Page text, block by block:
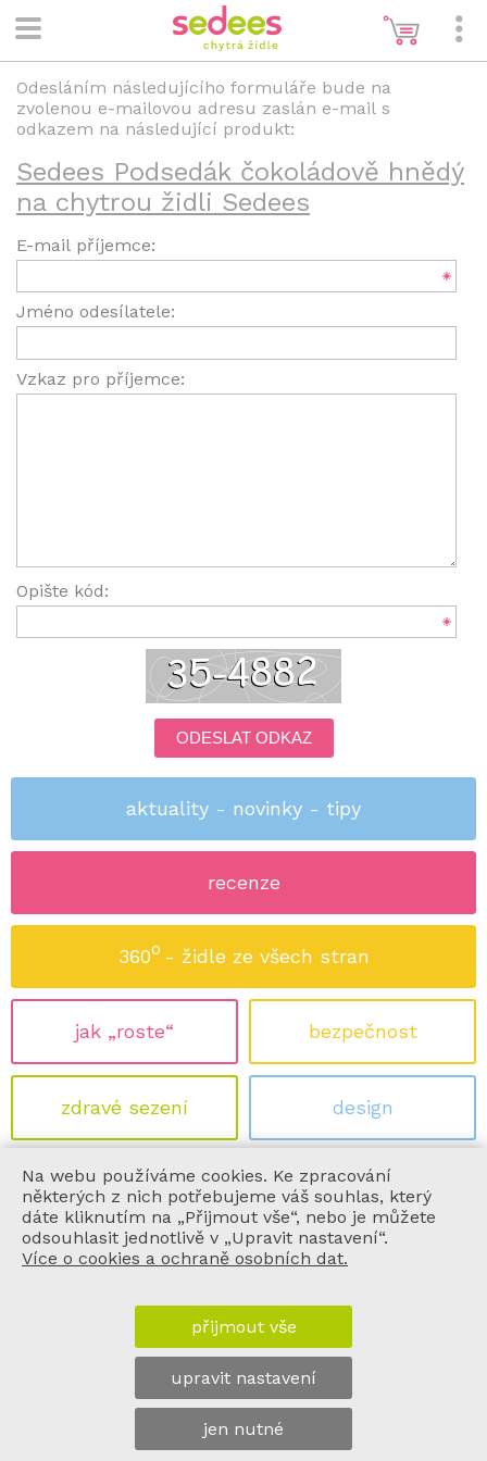
Odesláním následujícího formuláře bude na
zvolenou e-mailovou adresu zaslán e-mail s
odkazem na následující produkt:
Sedees Podsedák čokoládově hnědý
na chytrou židli Sedees
E-mail příjemce:
Jméno odesílatele:
Vzkaz pro příjemce:
Opište kód:
ODESLAT ODKAZ
aktuality - novinky - tipy
recenze
360o
- židle ze všech stran
jak „roste“ bezpečnost
zdravé sezení design
ekologie certifikace
vše o nákupu
Na webu používáme cookies. Ke zpracování
některých z nich potřebujeme váš souhlas, který
dáte kliknutím na „Přijmout vše“, nebo je můžete
odsouhlasit jednotlivě v „Upravit nastavení“.
Více o cookies a ochraně osobních dat.
přijmout vše
upravit nastavení
jen nutné